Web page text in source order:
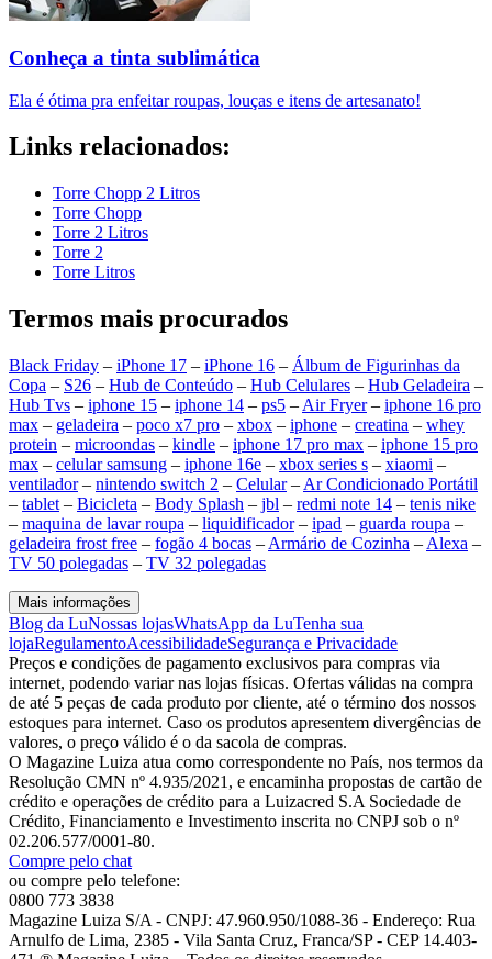
Conheça a tinta sublimática
Ela é ótima pra enfeitar roupas, louças e itens de artesanato!
Links relacionados:
Torre Chopp 2 Litros
Torre Chopp
Torre 2 Litros
Torre 2
Torre Litros
Termos mais procurados
Black Friday – iPhone 17 – iPhone 16 – Álbum de Figurinhas da
Copa – S26 – Hub de Conteúdo – Hub Celulares – Hub Geladeira –
Hub Tvs – iphone 15 – iphone 14 – ps5 – Air Fryer– iphone 16 pro
max – geladeira – poco x7 pro – xbox – iphone – creatina – whey
protein – microondas – kindle – iphone 17 pro max – iphone 15 pro
max – celular samsung – iphone 16e – xbox series s – xiaomi –
ventilador– nintendo switch 2 – Celular– Ar Condicionado Portátil
– tablet – Bicicleta – Body Splash – jbl – redmi note 14 – tenis nike
– maquina de lavar roupa – liquidificador– ipad – guarda roupa –
geladeira frost free – fogão 4 bocas – Armário de Cozinha – Alexa –
TV 50 polegadas – TV 32 polegadas
Mais informações
Blog da LuNossas lojasWhatsApp da LuTenha sua
lojaRegulamentoAcessibilidadeSegurança e Privacidade
Preços e condições de pagamento exclusivos para compras via
internet, podendo variar nas lojas físicas. Ofertas válidas na compra
de até 5 peças de cada produto por cliente, até o término dos nossos
estoques para internet. Caso os produtos apresentem divergências de
valores, o preço válido é o da sacola de compras.
O Magazine Luiza atua como correspondente no País, nos termos da
Resolução CMN nº 4.935/2021, e encaminha propostas de cartão de
crédito e operações de crédito para a Luizacred S.A Sociedade de
Crédito, Financiamento e Investimento inscrita no CNPJ sob o nº
02.206.577/0001-80.
Compre pelo chat
ou compre pelo telefone:
0800 773 3838
Magazine Luiza S/A - CNPJ: 47.960.950/1088-36 - Endereço: Rua
Arnulfo de Lima, 2385 - Vila Santa Cruz, Franca/SP - CEP 14.403-